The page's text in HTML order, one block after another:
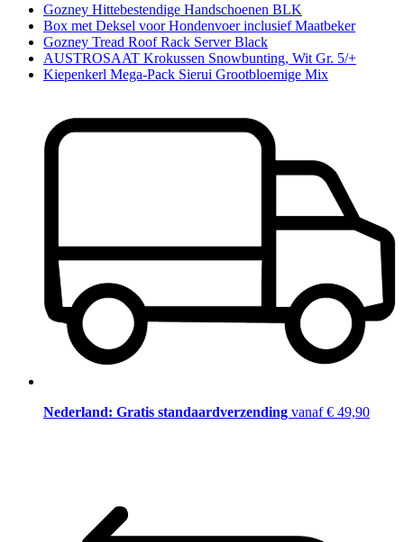
Gozney Hittebestendige Handschoenen BLK
Box met Deksel voor Hondenvoer inclusief Maatbeker
Gozney Tread Roof Rack Server Black
AUSTROSAAT Krokussen Snowbunting, Wit Gr. 5/+
Kiepenkerl Mega-Pack Sierui Grootbloemige Mix
Nederland: Gratis standaardverzending vanaf € 49,90